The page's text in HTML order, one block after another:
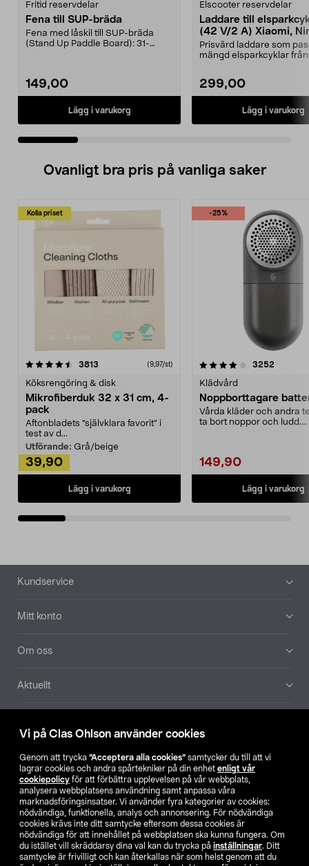
Vi på Clas Ohlson använder cookies
Genom att trycka ”Acceptera alla cookies” samtycker du till att vi
lagrar cookies och andra spårtekniker på din enhet enligt vår
cookiepolicy för att förbättra upplevelsen på vår webbplats,
analysera webbplatsens användning samt anpassa våra
marknadsföringsinsatser. Vi använder fyra kategorier av cookies:
nödvändiga, funktionella, analys och annonsering. För nödvändiga
cookies krävs inte ditt samtycke eftersom dessa cookies är
nödvändiga för att innehållet på webbplatsen ska kunna fungera. Om
du istället vill skräddarsy dina val kan du trycka på inställningar. Ditt
samtycke är frivilligt och kan återkallas när som helst genom att du
Fritid reservdelar
Fena till SUP-bräda
Fena med låskil till SUP-bräda
(Stand Up Paddle Board): 31-
149,00
Lägg i varukorg
Elscooter reservdelar
Laddare till
(42 V/2 A) Xiaomi,
E-Way m.fl.
Prisvärd laddare som
mängd elsparkcyklar från
299,00
Lägg i varukorg
Ovanligt bra pris på vanliga saker
Kolla priset
3813 (9,97/st)
Köksrengöring & disk
Mikrofiberduk 32 x 31 cm, 4-
pack
Aftonbladets "självklara favorit” i
test av d...
Utförande: Grå/beige
39,90
Lägg i varukorg
-25%
4.0av 5 stjärnor 3252
Klädvård
Noppborttagare
Vårda kläder och andra
ta bort noppor och ludd.
149,90
Lägg i varukorg
4.5av 5 stjärnor
Sidfot
Kundservice
Mitt konto
Om oss
Aktuellt
Hitta butik
SE NO FI